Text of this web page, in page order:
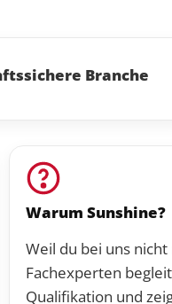
Branche
Warum Sunshine?
Weil du bei uns
Fachexperten
Qualifikation und